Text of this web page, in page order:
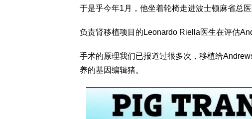
于是乎今年1月，他坐着轮椅走进波士顿麻省总
负责肾移植项目的Leonardo Riella医生在评估
手术的原理我们已报道过很多次，移植给
养的基因编辑猪。